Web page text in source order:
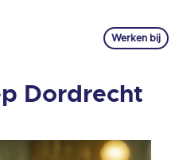
Dordrecht
Werken bij